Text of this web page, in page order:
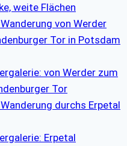
weite Flächen
von Werder
Tor in Potsdam
von Werder zum
Tor
durchs Erpetal
Erpetal